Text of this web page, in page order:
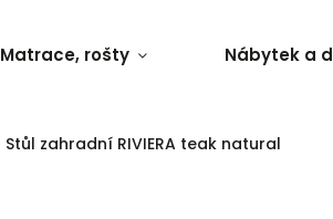
Matrace, rošty Nábytek a
Stůl zahradní RIVIERA teak natural